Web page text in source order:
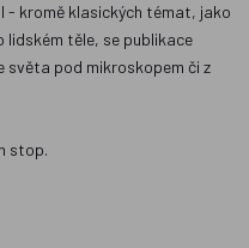
- kromě klasických témat, jako
lidském těle, se publikace
světa pod mikroskopem či z
stop.